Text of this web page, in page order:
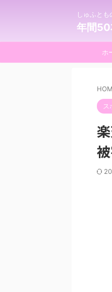
しゅふとも
年間50
ホ
ス